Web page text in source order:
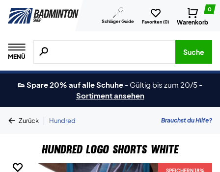
Schläger Guide Favoriten (0)
0
Warenkorb
MENÜ
Suche nach Produkten, Marken usw.
Suche
👟 Spare 20% auf alle Schuhe - Gültig bis zum 20/5 -
Sortiment ansehen
Zurück | Hundred Brauchst du Hilfe?
Hundred Logo Shorts White
SPEICHERN 18%
SPEICHERN 18%
SPEICHERN 18%
SPEICHERN 18%